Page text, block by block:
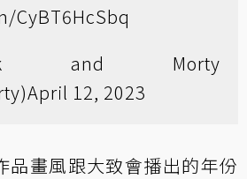
CyBT6HcSbq
and Morty
April 12, 2023
品畫風跟大致會播出的年份